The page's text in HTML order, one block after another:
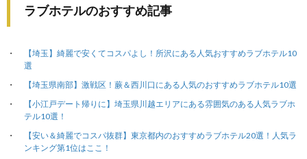
ラブホテルのおすすめ記事
【埼玉】綺麗で安くてコスパよし！所沢にある人気おすすめラブホテル10
選
【埼玉県南部】激戦区！蕨＆西川口にある人気のおすすめラブホテル10選
【小江戸デート帰りに】埼玉県川越エリアにある雰囲気のある人気ラブホ
テル10選！
【安い＆綺麗でコスパ抜群】東京都内のおすすめラブホテル20選！人気ラ
ンキング第1位はここ！